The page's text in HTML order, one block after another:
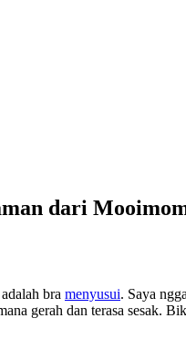
dari
bra menyusui. Saya
gerah dan terasa sesak.